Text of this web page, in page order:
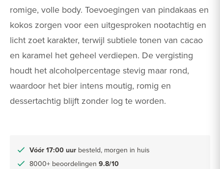
romige, volle body. Toevoegingen van pindakaas en
kokos zorgen voor een uitgesproken nootachtig en
licht zoet karakter, terwijl subtiele tonen van cacao
en karamel het geheel verdiepen. De vergisting
houdt het alcoholpercentage stevig maar rond,
waardoor het bier intens moutig, romig en
dessertachtig blijft zonder log te worden.
Vóór 17:00 uur besteld, morgen in huis
8000+ beoordelingen 9.8/10